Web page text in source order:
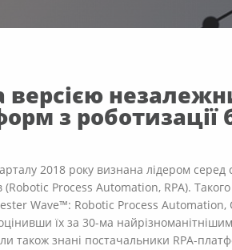
версією
з роботизації
2018 року визнана лідером серед
(Robotic Process Automation, RPA).
Wave™: Robotic Process
їх за 30-ма
також знані постачальники RPA-